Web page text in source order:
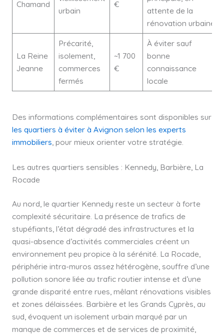
Chamand
urbain
€
attente de la
rénovation urbaine
La Reine
Jeanne
Précarité,
isolement,
commerces
fermés
~1 700
€
À éviter sauf
bonne
connaissance
locale
Des informations complémentaires sont disponibles sur
les quartiers à éviter à Avignon selon les experts
immobiliers, pour mieux orienter votre stratégie.
Les autres quartiers sensibles : Kennedy, Barbière, La
Rocade
Au nord, le quartier Kennedy reste un secteur à forte
complexité sécuritaire. La présence de trafics de
stupéfiants, l’état dégradé des infrastructures et la
quasi-absence d’activités commerciales créent un
environnement peu propice à la sérénité. La Rocade,
périphérie intra-muros assez hétérogène, souffre d’une
pollution sonore liée au trafic routier intense et d’une
grande disparité entre rues, mêlant rénovations visibles
et zones délaissées. Barbière et les Grands Cyprès, au
sud, évoquent un isolement urbain marqué par un
manque de commerces et de services de proximité,